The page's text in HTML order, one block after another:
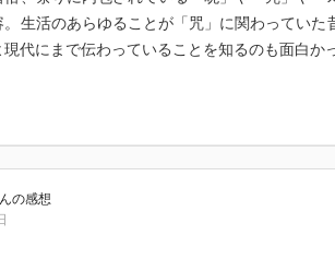
生活のあらゆることが「咒」に関わっていた
代にまで伝わっていることを知るのも面白か
の感想